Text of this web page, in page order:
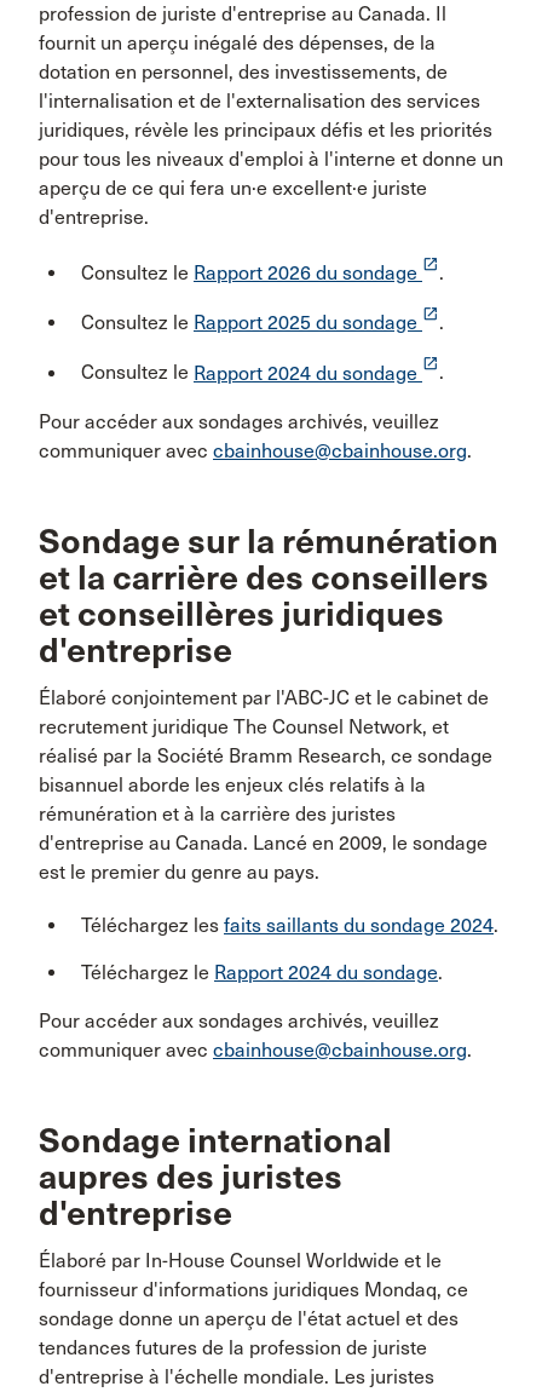
profession de juriste d'entreprise au Canada. Il
fournit un aperçu inégalé des dépenses, de la
dotation en personnel, des investissements, de
l'internalisation et de l'externalisation des services
juridiques, révèle les principaux défis et les priorités
pour tous les niveaux d'emploi à l'interne et donne un
aperçu de ce qui fera un·e excellent·e juriste
d'entreprise.
Consultez le Rapport 2026 du sondage launch .
Consultez le Rapport 2025 du sondage launch .
Consultez le Rapport 2024 du sondage launch .
Pour accéder aux sondages archivés, veuillez
communiquer avec cbainhouse@cbainhouse.org.
Sondage sur la rémunération
et la carrière des conseillers
et conseillères juridiques
d'entreprise
Élaboré conjointement par l'ABC-JC et le cabinet de
recrutement juridique The Counsel Network, et
réalisé par la Société Bramm Research, ce sondage
bisannuel aborde les enjeux clés relatifs à la
rémunération et à la carrière des juristes
d'entreprise au Canada. Lancé en 2009, le sondage
est le premier du genre au pays.
Téléchargez les faits saillants du sondage 2024.
Téléchargez le Rapport 2024 du sondage.
Pour accéder aux sondages archivés, veuillez
communiquer avec cbainhouse@cbainhouse.org.
Sondage international
aupres des juristes
d'entreprise
Élaboré par In-House Counsel Worldwide et le
fournisseur d'informations juridiques Mondaq, ce
sondage donne un aperçu de l'état actuel et des
tendances futures de la profession de juriste
d'entreprise à l'échelle mondiale. Les juristes